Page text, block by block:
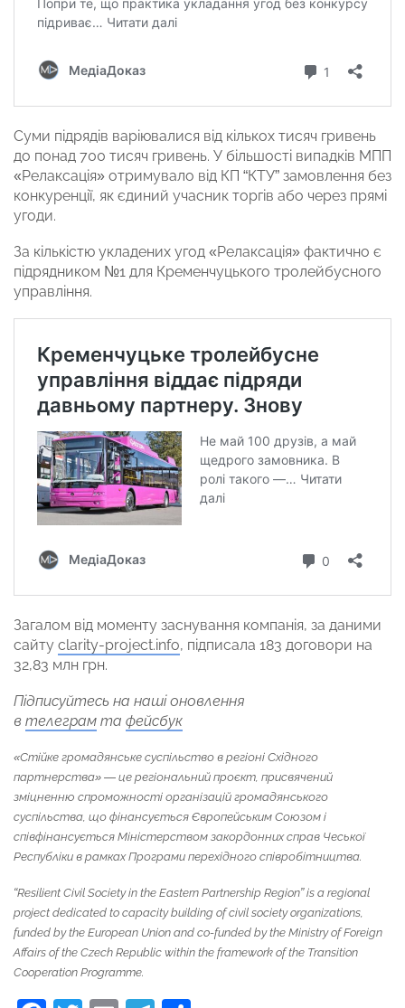
Суми підрядів варіювалися від кількох тисяч гривень
до понад 700 тисяч гривень. У більшості випадків МПП
«Релаксація» отримувало від КП “КТУ” замовлення без
конкуренції, як єдиний учасник торгів або через прямі
угоди.
За кількістю укладених угод «Релаксація» фактично є
підрядником №1 для Кременчуцького тролейбусного
управління.
Загалом від моменту заснування компанія, за даними
сайту clarity-project.info, підписала 183 договори на
32,83 млн грн.
Підписуйтесь на наші оновлення
в телеграм та фейсбук
«Стійке громадянське суспільство в регіоні Східного
партнерства» — це регіональний проєкт, присвячений
зміцненню спроможності організацій громадянського
суспільства, що фінансується Європейським Союзом і
співфінансується Міністерством закордонних справ Чеської
Республіки в рамках Програми перехідного співробітництва.
“Resilient Civil Society in the Eastern Partnership Region” is a regional
project dedicated to capacity building of civil society organizations,
funded by the European Union and co-funded by the Ministry of Foreign
Affairs of the Czech Republic within the framework of the Transition
Cooperation Programme.